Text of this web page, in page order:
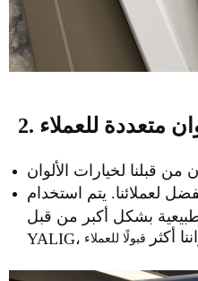
متعددة للعملاء
لعملائنا. يتم استخدام
بشكل أكبر من قبل
YALIG،
أكثر